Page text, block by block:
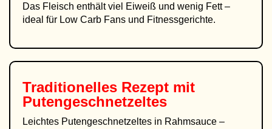
Das Fleisch enthält viel Eiweiß und wenig Fett –
ideal für Low Carb Fans und Fitnessgerichte.
Traditionelles Rezept mit
Putengeschnetzeltes
Leichtes Putengeschnetzeltes in Rahmsauce –